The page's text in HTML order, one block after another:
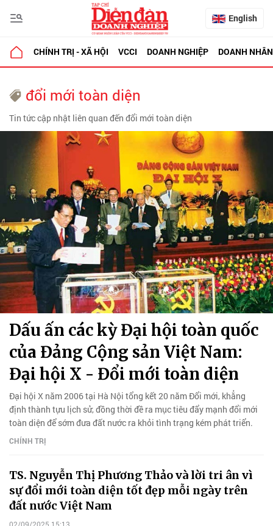
English
CHÍNH TRỊ - XÃ HỘI VCCI DOANH NGHIỆP DOANH NHÂN
đổi mới toàn diện
Tin tức cập nhật liên quan đến đổi mới toàn diện
Dấu ấn các kỳ Đại hội toàn quốc
của Đảng Cộng sản Việt Nam:
Đại hội X - Đổi mới toàn diện
Đại hội X năm 2006 tại Hà Nội tổng kết 20 năm Đổi mới, khẳng
định thành tựu lịch sử, đồng thời đề ra mục tiêu đẩy mạnh đổi mới
toàn diện để sớm đưa đất nước ra khỏi tình trạng kém phát triển.
CHÍNH TRỊ
TS. Nguyễn Thị Phương Thảo và lời tri ân vì
sự đổi mới toàn diện tốt đẹp mỗi ngày trên
đất nước Việt Nam